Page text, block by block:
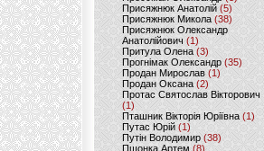
Присяжнюк Анатолій (5)
Присяжнюк Микола (38)
Присяжнюк Олександр
Анатолійович (1)
Притула Олена (3)
Прогнімак Олександр(35)
Продан Мирослав(1)
Продан Оксана (2)
Протас Святослав Вікторович
(1)
Пташник Вікторія Юріївна (1)
Путас Юрій (1)
Путін Володимир(38)
Пшонка Артем (8)